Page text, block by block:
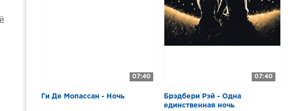
07:40
Ги Де Мопассан - Ночь
07:40
Брэдбери Рэй - Одна
единственная ночь